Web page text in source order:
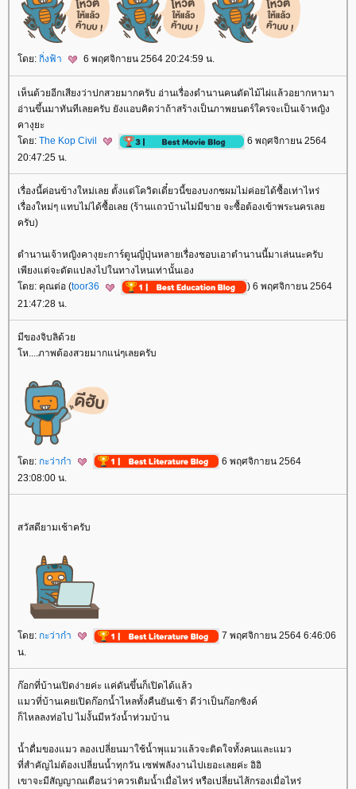
ดย: กิ่งฟ้า 6 พฤศจิกายน 2564 20:24:59 น.
เห็นด้วยอีกเสียงว่าปกสวยมากครับ อ่านเรื่องตำนานคนตัดไม้ไผ่แล้วอยากหามา
อ่านขึ้นมาทันทีเลยครับ ยังแอบคิดว่าถ้าสร้างเป็นภาพยนตร์ใครจะเป็นเจ้าหญิง
คางุยะ
ดย: The Kop Civil
6 พฤศจิกายน 2564
20:47:25 น.
เรื่องนี้ค่อนข้างใหม่เลย ตั้งแต่โควิดเดี๋ยวนี้ของบงกชผมไม่ค่อยได้ซื้อเท่าไหร่
เรื่องใหม่ๆ แทบไม่ได้ซื้อเลย (ร้านแถวบ้านไม่มีขาย จะซื้อต้องเข้าพระนครเล
ครับ)
ตำนานเจ้าหญิงคางุยะการ์ตูนญี่ปุ่นหลายเรื่องชอบเอาตำนานนี้มาเล่นนะครับ
เพียงแต่จะดัดแปลงไปในทางไหนเท่านั้นเอง
ดย: คุณต่อ (toor36
) 6 พฤศจิกายน 2564
21:47:28 น.
มีของจิบลิด้ว
ห....ภาพต้องสวยมากแน่ๆเลยครับ
ดย: กะว่าก๋า
6 พฤศจิกายน 2564
23:08:00 น.
สวัสดียามเช้าครับ
ดย: กะว่าก๋า
7 พฤศจิกายน 2564 6:46:06
น.
ก๊อกที่บ้านเปิดง่ายค่ะ แค่ดันขึ้นก็เปิดได้แล้ว
มวที่บ้านเคยเปิดก๊อกน้ำไหลทั้งคืนยันเช้า ดีว่าเป็นก๊อกซิงค์
ก็ไหลลงท่อไป ไม่งั้นมีหวังน้ำท่วมบ้าน
น้ำดื่มของแมว ลองเปลี่ยนมาใช้น้ำพุแมวแล้วจะติดใจทั้งคนและแมว
ที่สำคัญไม่ต้องเปลี่ยนน้ำทุกวัน เซฟพลังงานไปเยอะเลยค่ะ อิอิ
เขาจะมีสัญญาณเตือนว่าควรเติมน้ำเมื่อไหร่ หรือเปลี่ยนไส้กรองเมื่อไหร่